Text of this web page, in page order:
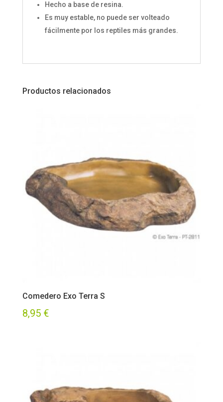
Hecho a base de resina.
Es muy estable, no puede ser volteado
fácilmente por los reptiles más grandes.
Productos relacionados
Comedero Exo Terra S
8,95 €